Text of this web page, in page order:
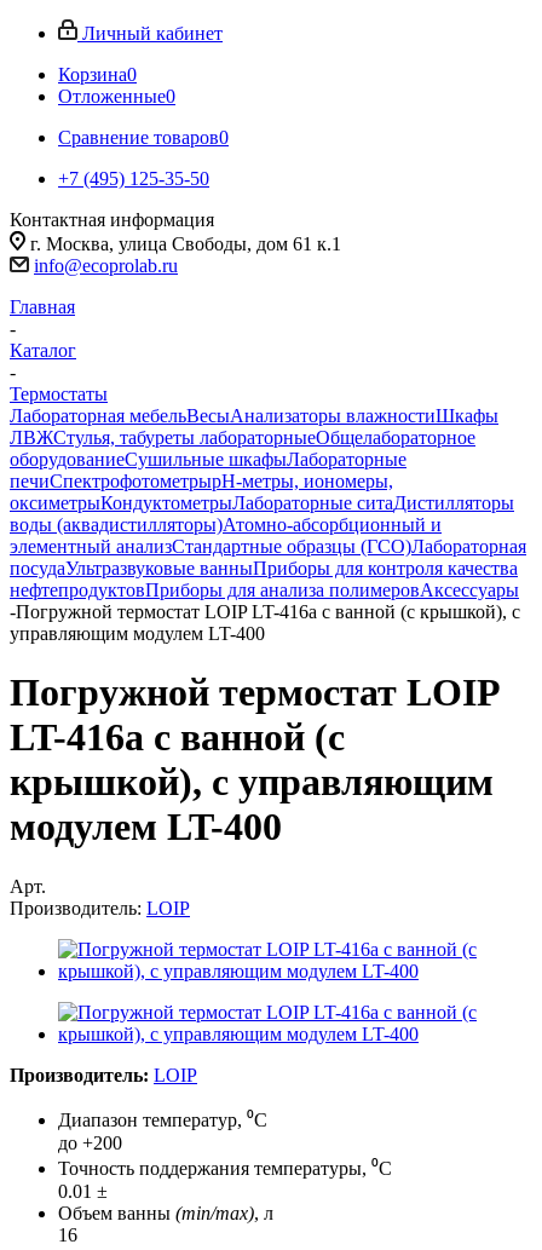
Личный кабинет
Корзина0
Отложенные0
Сравнение товаров0
+7 (495) 125-35-50
Контактная информация
г. Москва, улица Свободы, дом 61 к.1
info@ecoprolab.ru
Главная
-
Каталог
-
Термостаты
Лабораторная мебельВесыАнализаторы влажностиШкафы
ЛВЖСтулья, табуреты лабораторныеОбщелабораторное
оборудованиеСушильные шкафыЛабораторные
печиСпектрофотометрыpH-метры, иономеры,
оксиметрыКондуктометрыЛабораторные ситаДистилляторы
воды (аквадистилляторы)Атомно-абсорбционный и
элементный анализСтандартные образцы (ГСО)Лабораторная
посудаУльтразвуковые ванныПриборы для контроля качества
нефтепродуктовПриборы для анализа полимеровАксессуары
-Погружной термостат LOIP LT-416a с ванной (с крышкой), с
управляющим модулем LT-400
Погружной термостат LOIP
LT-416a с ванной (с
крышкой), с управляющим
модулем LT-400
Арт.
Производитель: LOIP
Производитель: LOIP
Диапазон температур, ⁰С
до +200
Точность поддержания температуры, ⁰С
0.01 ±
Объем ванны (min/max), л
16